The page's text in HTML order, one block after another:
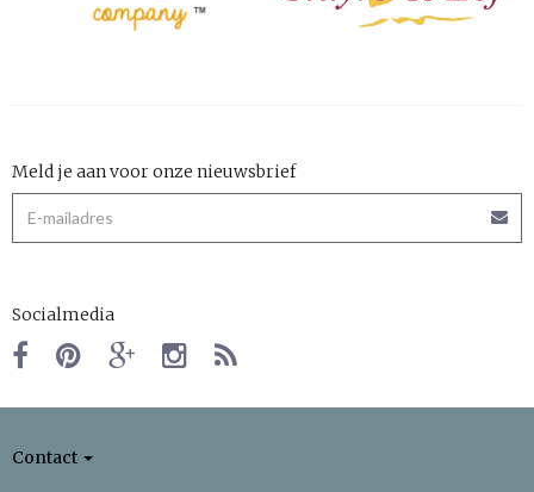
Meld je aan voor onze nieuwsbrief
Socialmedia
Contact